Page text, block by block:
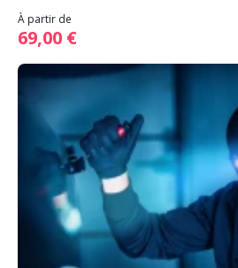
À partir de
69,00 €